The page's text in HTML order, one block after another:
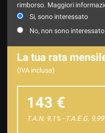
rimborso. Maggiori
Si, sono interessato
No, non sono interessato
La tua rata
(IVA inclusa)
143 €
T.A.N. 9,1% - T.A.E.G. 9,99